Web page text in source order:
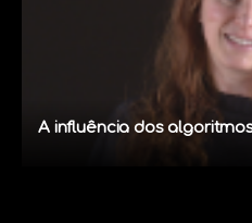
A influência dos